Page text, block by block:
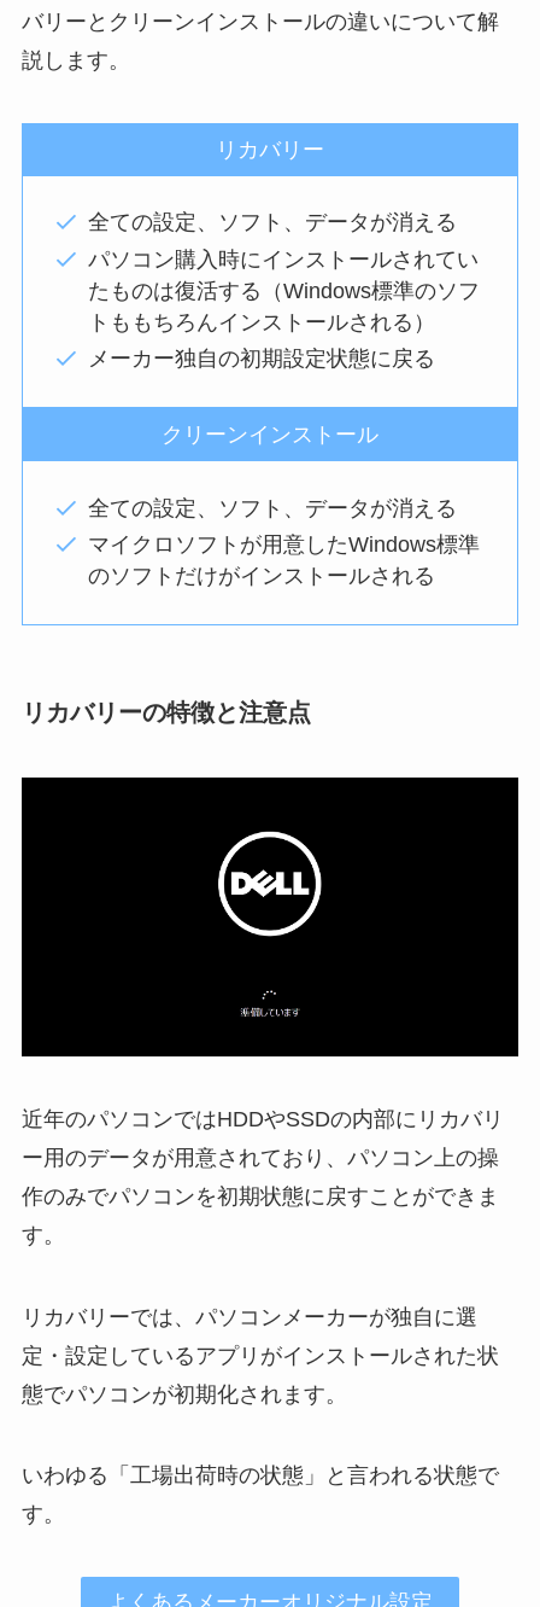
バリーとクリーンインストールの違いについて解
説します。
リカバリー
全ての設定、ソフト、データが消える
パソコン購入時にインストールされてい
たものは復活する（Windows標準のソフ
トももちろんインストールされる）
メーカー独自の初期設定状態に戻る
クリーンインストール
全ての設定、ソフト、データが消える
マイクロソフトが用意したWindows標準
のソフトだけがインストールされる
リカバリーの特徴と注意点
近年のパソコンではHDDやSSDの内部にリカバリ
ー用のデータが用意されており、パソコン上の操
作のみでパソコンを初期状態に戻すことができま
す。
リカバリーでは、パソコンメーカーが独自に選
定・設定しているアプリがインストールされた状
態でパソコンが初期化されます。
いわゆる「工場出荷時の状態」と言われる状態で
す。